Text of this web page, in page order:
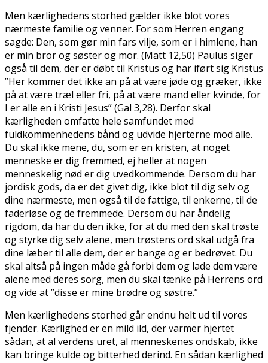
Men kærlighedens storhed gælder ikke blot vores
nærmeste familie og venner. For som Herren engang
sagde: Den, som gør min fars vilje, som er i himlene, han
er min bror og søster og mor. (Matt 12,50) Paulus siger
også til dem, der er døbt til Kristus og har iført sig Kristus
”Her kommer det ikke an på at være jøde og græker, ikke
på at være træl eller fri, på at være mand eller kvinde, for
I er alle en i Kristi Jesus” (Gal 3,28). Derfor skal
kærligheden omfatte hele samfundet med
fuldkommenhedens bånd og udvide hjerterne mod alle.
Du skal ikke mene, du, som er en kristen, at noget
menneske er dig fremmed, ej heller at nogen
menneskelig nød er dig uvedkommende. Dersom du har
jordisk gods, da er det givet dig, ikke blot til dig selv og
dine nærmeste, men også til de fattige, til enkerne, til de
faderløse og de fremmede. Dersom du har åndelig
rigdom, da har du den ikke, for at du med den skal trøste
og styrke dig selv alene, men trøstens ord skal udgå fra
dine læber til alle dem, der er bange og er bedrøvet. Du
skal altså på ingen måde gå forbi dem og lade dem være
alene med deres sorg, men du skal tænke på Herrens ord
og vide at ”disse er mine brødre og søstre.”
Men kærlighedens storhed går endnu helt ud til vores
fjender. Kærlighed er en mild ild, der varmer hjertet
sådan, at al verdens uret, al menneskenes ondskab, ikke
kan bringe kulde og bitterhed derind. En sådan kærlighed